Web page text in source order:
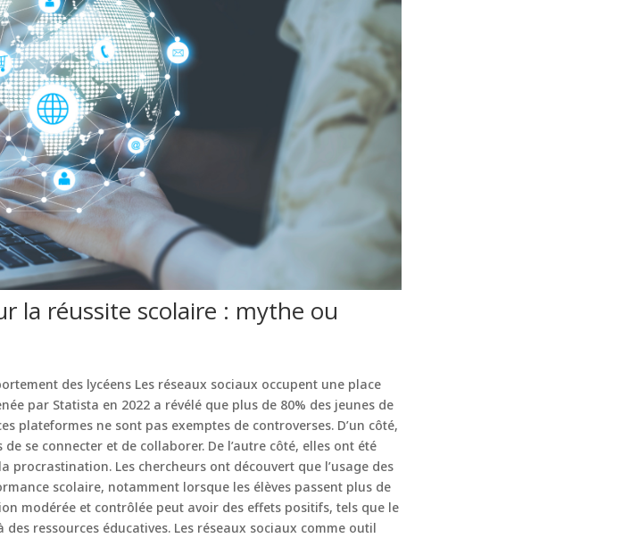
la réussite scolaire : mythe ou
des lycéens Les réseaux sociaux occupent une place
par Statista en 2022 a révélé que plus de 80% des jeunes de
plateformes ne sont pas exemptes de controverses. D’un côté,
se connecter et de collaborer. De l’autre côté, elles ont été
procrastination. Les chercheurs ont découvert que l’usage des
scolaire, notamment lorsque les élèves passent plus de
modérée et contrôlée peut avoir des effets positifs, tels que le
des ressources éducatives. Les réseaux sociaux comme outil